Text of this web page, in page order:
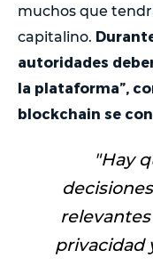
muchos que
capitalino.
autoridades
la plataforma”,
blockchain se
"Hay
privacidad